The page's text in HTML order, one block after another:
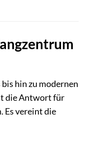
hin zu modernen
die Antwort für
Es vereint die